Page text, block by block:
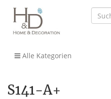
Alle Kategorien
S141-A+